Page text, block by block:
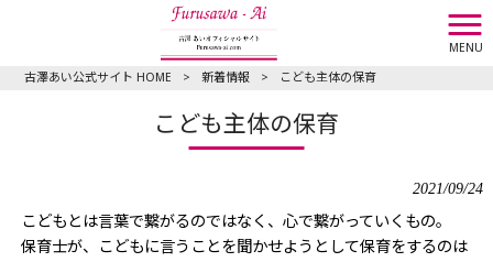
MENU
古澤あい公式サイト HOME > 新着情報 > こども主体の保育
こども主体の保育
2021/09/24
こどもとは言葉で繋がるのではなく、心で繋がっていくもの。
保育士が、こどもに言うことを聞かせようとして保育をするのは